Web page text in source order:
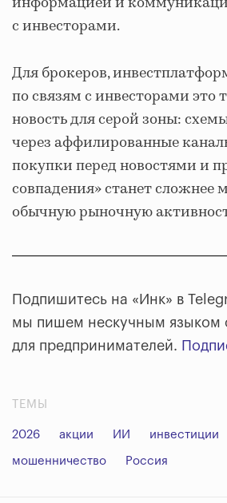
с инвесторами.
Для брокеров,
по связям с инвесторами это
новость для серой зоны:
через аффилированные
покупки перед новостями и
совпадения» станет сложнее
обычную рыночную
Подпишитесь на «Инк» в
мы пишем нескучным языком
для предпринимателей.
ТЕМЫ
2026 акции ИИ инвестиции
мошенничество Россия